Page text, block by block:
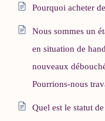
Pourquoi acheter
Nous sommes un
en situation de
nouveaux
Pourrions-nous
Quel est le statut